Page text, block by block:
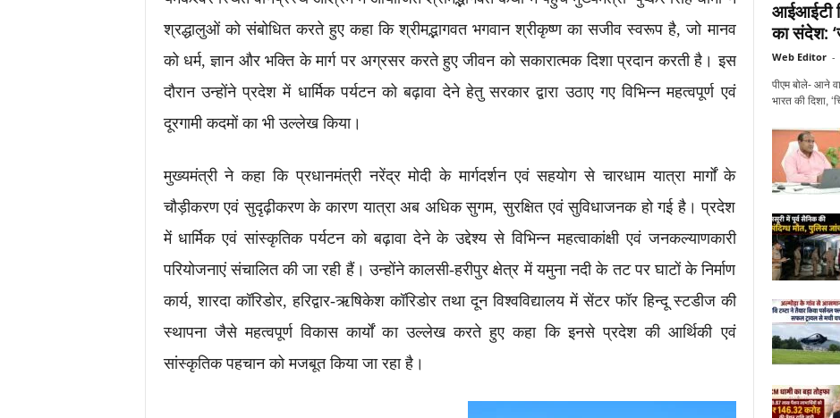
श्रद्धालुओं को संबोधित करते हुए कहा कि श्रीमद्भागवत भगवान श्रीकृष्ण का सजीव स्वरूप है, जो मानव
को धर्म, ज्ञान और भक्ति के मार्ग पर अग्रसर करते हुए जीवन को सकारात्मक दिशा प्रदान करती है। इस
दौरान उन्होंने प्रदेश में धार्मिक पर्यटन को बढ़ावा देने हेतु सरकार द्वारा उठाए गए विभिन्न महत्वपूर्ण एवं
दूरगामी कदमों का भी उल्लेख किया।
मुख्यमंत्री ने कहा कि प्रधानमंत्री नरेंद्र मोदी के मार्गदर्शन एवं सहयोग से चारधाम यात्रा मार्गों के
चौड़ीकरण एवं सुदृढ़ीकरण के कारण यात्रा अब अधिक सुगम, सुरक्षित एवं सुविधाजनक हो गई है। प्रदेश
में धार्मिक एवं सांस्कृतिक पर्यटन को बढ़ावा देने के उद्देश्य से विभिन्न महत्वाकांक्षी एवं जनकल्याणकारी
परियोजनाएं संचालित की जा रही हैं। उन्होंने कालसी-हरीपुर क्षेत्र में यमुना नदी के तट पर घाटों के निर्माण
कार्य, शारदा कॉरिडोर, हरिद्वार-ऋषिकेश कॉरिडोर तथा दून विश्वविद्यालय में सेंटर फॉर हिन्दू स्टडीज की
स्थापना जैसे महत्वपूर्ण विकास कार्यों का उल्लेख करते हुए कहा कि इनसे प्रदेश की आर्थिकी एवं
सांस्कृतिक पहचान को मजबूत किया जा रहा है।
आईआईटी
का संदेश:
Web Editor -
पीएम बोले- आने
भारत की दिशा,